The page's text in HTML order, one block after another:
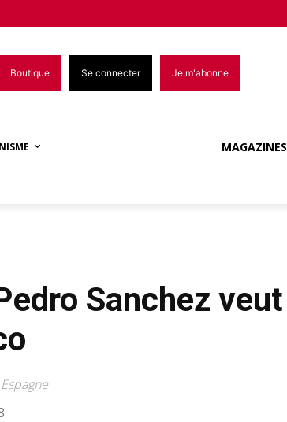
Boutique Se connecter Je m'abonne
MAGAZINES
Sanchez veut